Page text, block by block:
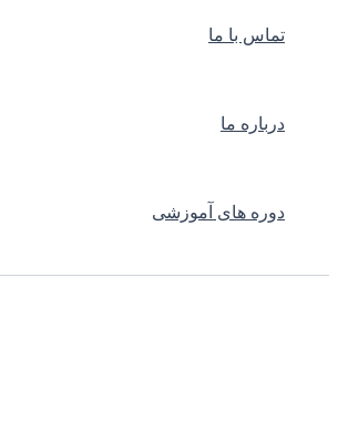
تماس با ما
درباره ما
دوره های آموزشی